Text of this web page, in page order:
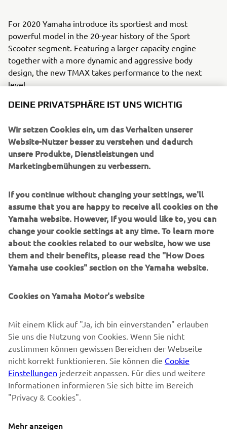
For 2020 Yamaha introduce its sportiest and most
powerful model in the 20-year history of the Sport
Scooter segment. Featuring a larger capacity engine
together with a more dynamic and aggressive body
design, the new TMAX takes performance to the next
level.
UNTERNEHMEN
MEHR YAMAHA
SUPPORT
Erfahre als Erster von den neuesten Angeboten,
ABONNIEREN
Lesen Sie unsere Datenschutzrichtlinie, um zu erfahren, wie wir
Ihre persönlichen Daten verarbeiten:
DEINE PRIVATSPHÄRE IST UNS WICHTIG
Wir setzen Cookies ein, um das Verhalten unserer
Website-Nutzer besser zu verstehen und dadurch
unsere Produkte, Dienstleistungen und
Marketingbemühungen zu verbessern.
If you continue without changing your settings, we'll
assume that you are happy to receive all cookies on the
Yamaha website. However, If you would like to, you can
change your cookie settings at any time. To learn more
about the cookies related to our website, how we use
them and their benefits, please read the "How Does
Yamaha use cookies" section on the Yamaha website.
Cookies on Yamaha Motor's website
Mit einem Klick auf "Ja, ich bin einverstanden" erlauben
Sie uns die Nutzung von Cookies. Wenn Sie nicht
zustimmen können gewissen Bereichen der Webseite
nicht korrekt funktionieren. Sie können die Cookie
Einstellungenjederzeit anpassen. Für dies und weitere
Informationen informieren Sie sich bitte im Bereich
"Privacy & Cookies".
Mehr anzeigen